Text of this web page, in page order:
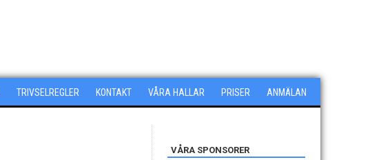
TRIVSELREGLER KONTAKT VÅRA HALLAR PRISER ANMÄLAN
VÅRA SPONSORER